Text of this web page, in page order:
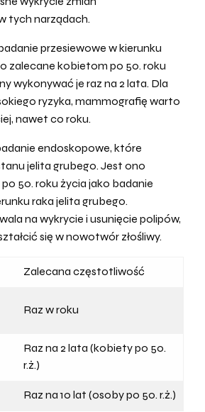
tych narządach.
przesiewowe w kierunku
zalecane kobietom po 50. roku
wykonywać je raz na 2 lata. Dla
ryzyka, mammografię warto
nawet co roku.
endoskopowe, które
jelita grubego. Jest ono
50. roku życia jako badanie
raka jelita grubego.
na wykrycie i usunięcie polipów,
się w nowotwór złośliwy.
Zalecana częstotliwość
Raz w roku
Raz na 2 lata (kobiety po 50.
r.ż.)
Raz na 10 lat (osoby po 50. r.ż.)